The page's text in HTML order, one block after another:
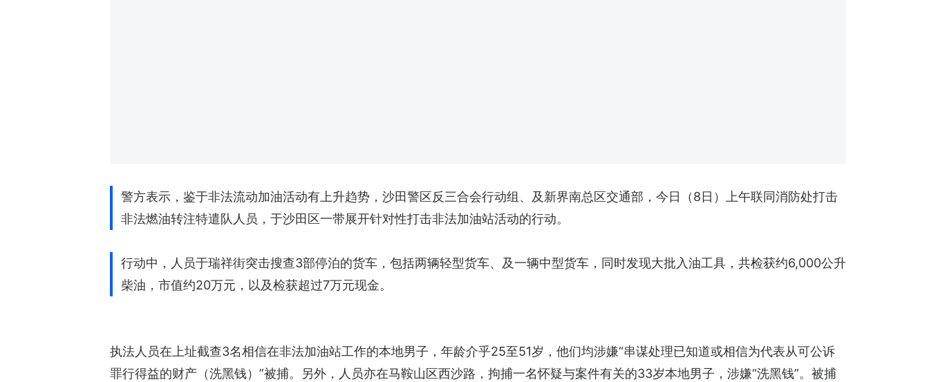
警方表示，鉴于非法流动加油活动有上升趋势，沙田警区反三合会行动组、及新界南总区交通部，今日（8日）上午联同消防处打击
非法燃油转注特遣队人员，于沙田区一带展开针对性打击非法加油站活动的行动。
行动中，人员于瑞祥街突击搜查3部停泊的货车，包括两辆轻型货车、及一辆中型货车，同时发现大批入油工具，共检获约6,000公升
柴油，市值约20万元，以及检获超过7万元现金。
执法人员在上址截查3名相信在非法加油站工作的本地男子，年龄介乎25至51岁，他们均涉嫌“串谋处理已知道或相信为代表从可公诉
罪行得益的财产（洗黑钱）”被捕。另外，人员亦在马鞍山区西沙路，拘捕一名怀疑与案件有关的33岁本地男子，涉嫌“洗黑钱”。被捕